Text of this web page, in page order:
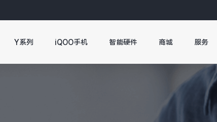
Y系列 iQOO手机 智能硬件 商城 服务